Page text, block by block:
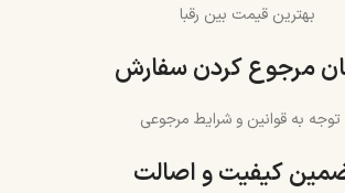
بهترین قیمت بین رقبا
مرجوع کردن سفارش
توجه به قوانین و شرایط مرجوعی
کیفیت و اصالت